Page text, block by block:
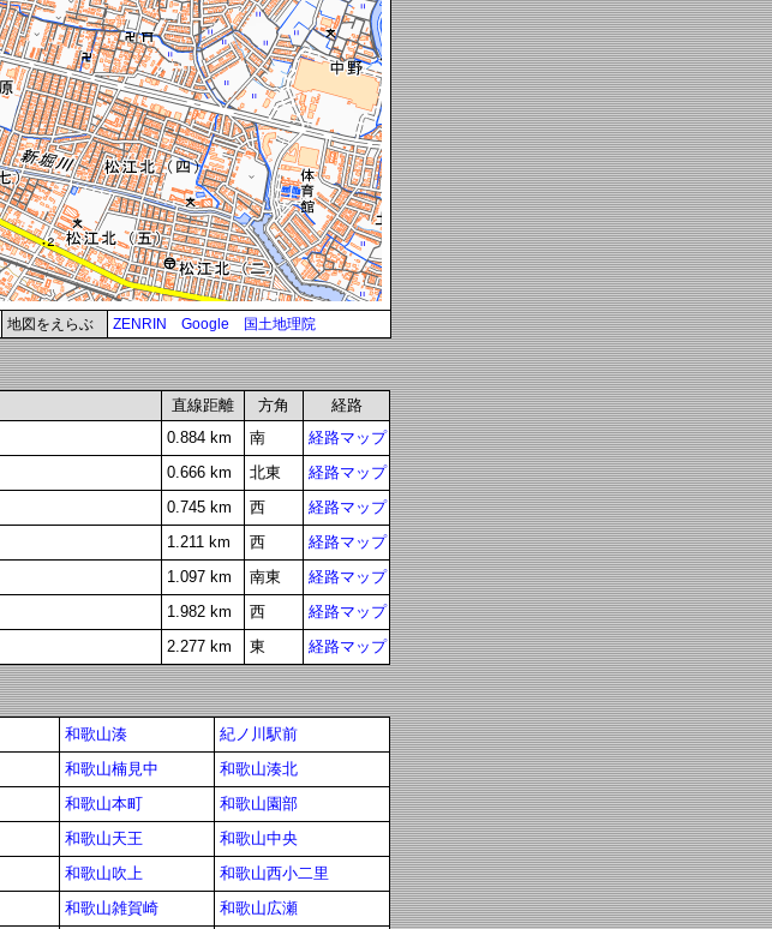
地図をえらぶ ZENRIN Google 国土地理院
直線距離 方角
経路
0.884 km 南
経路マップ
0.666 km 北東
経路マップ
0.745 km 西
経路マップ
1.211 km 西
経路マップ
1.097 km 南東
経路マップ
1.982 km 西
経路マップ
2.277 km 東 経路マップ
和歌山湊
紀ノ川駅前
和歌山楠見中
和歌山湊北
和歌山本町
和歌山園部
和歌山天王
和歌山中央
和歌山吹上
和歌山西小二里
和歌山雑賀崎 和歌山広瀬